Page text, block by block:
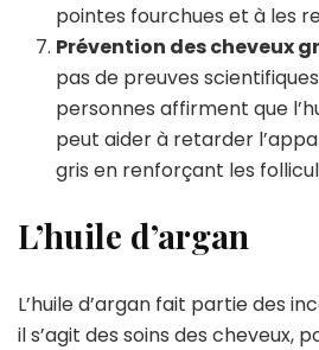
pointes fourchues et à les
Prévention des cheveux
pas de preuves
personnes affirment que
peut aider à retarder
gris en renforçant les
L’huile d’argan
L’huile d’argan fait partie des
il s’agit des soins des cheveux,